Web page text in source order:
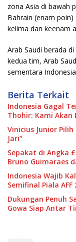
zona Asia di bawah
Bahrain (enam poin)
kelima dan keenam
Arab Saudi berada
kedua tim, Arab
sementara
Berita Terkait
Indonesia Gagal
Thohir: Kami Akan
Vinicius Junior
Jari”
Sepakat di Angka
Bruno Guimaraes
Indonesia Wajib
Semifinal Piala AFF
Dukungan Penuh
Gowa Siap Antar